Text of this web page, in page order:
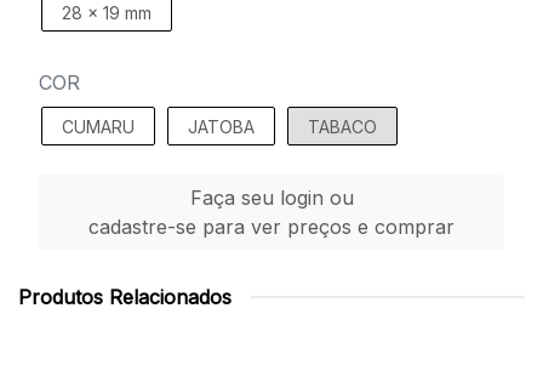
28 x 19 mm
COR
CUMARU JATOBA TABACO
Faça seu login ou
cadastre-se para ver preços e comprar
Produtos Relacionados